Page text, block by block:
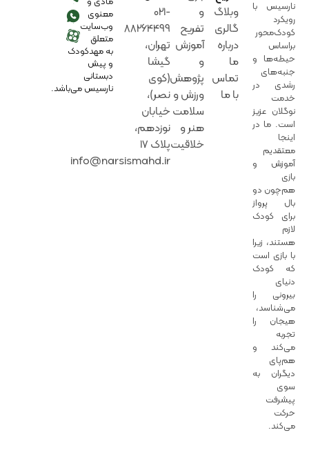
نارسیس با
رویکرد
کودک‌محور
براساس
حیطه‌ها و
جنبه‌های
رشدی در
خدمت
نوگلان عزیز
است. ما در
اینجا
معتقدیم
آموزش و
بازی
هم‌چون دو
بال پرواز
برای کودک
لازم
هستند، زیرا
با بازی است
که کودک
دنیای
بیرونی را
می‌شناسد،
هیجان را
تجربه
می‌کند و
هم‌پای
دیگران به
سوی
پیشرفت
حرکت
می‌کند.
وبلاگ
گالری
درباره
ما
تماس
با ما
و‌
تفریح
آموزش‌‌
و‌
پژوهش
ورزش‌ و‌
سلامت
هنر‌ و‌‌
خلاقیت
021-
88264499
تهران،
گیشا
(کوی
نصر)،
خیابان
نوزدهم،
پلاک 17
info@narsismahd.ir
معنوی
وب‌سایت
متعلق
به مهدکودک
و پیش
دبستانی
نارسیس می‌باشد.